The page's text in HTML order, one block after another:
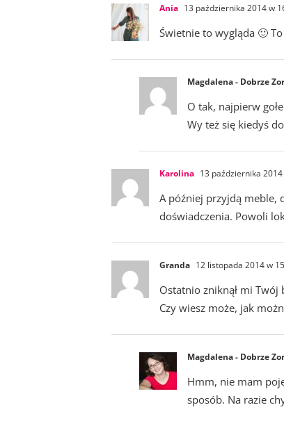
Ania 13 października 2014 w
Świetnie to wygląda 🙂
Magdalena - Dobrze
O tak, najpierw
Wy też się kiedyś
Karolina 13 października
A później przyjdą meble,
doświadczenia. Powoli
Granda 12 listopada 2014 w
Ostatnio zniknął mi Twój
Czy wiesz może, jak
Magdalena - Dobrze
Hmm, nie mam
sposób. Na razie